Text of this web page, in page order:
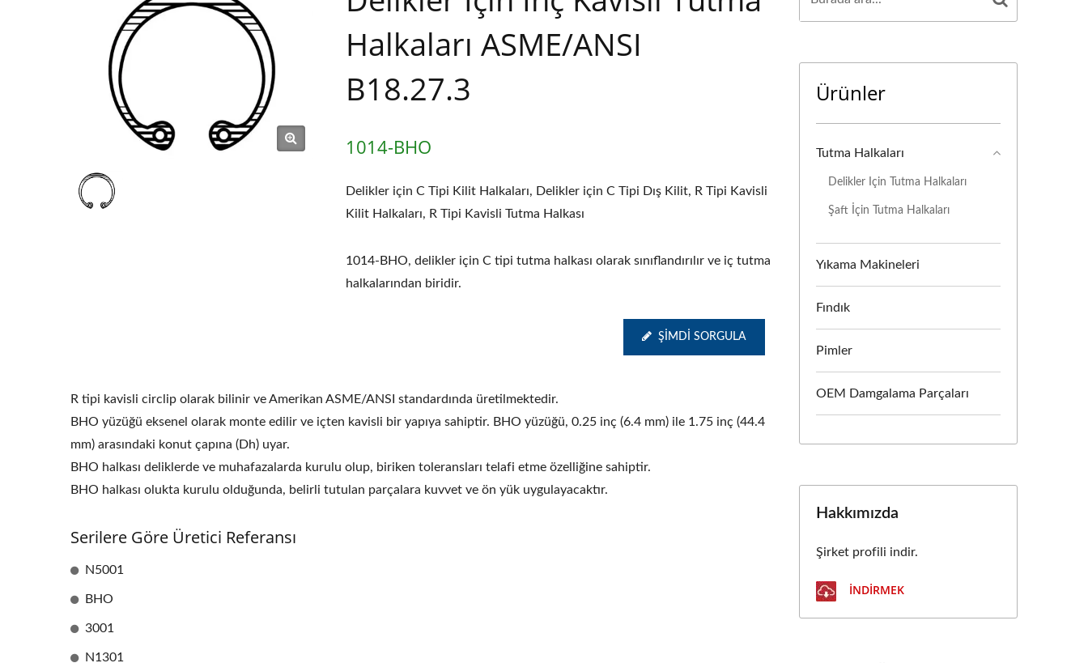
Halkaları ASME/ANSI
B18.27.3
1014-BHO
Delikler için C Tipi Kilit Halkaları, Delikler için C Tipi Dış Kilit, R Tipi Kavisli
Kilit Halkaları, R Tipi Kavisli Tutma Halkası
1014-BHO, delikler için C tipi tutma halkası olarak sınıflandırılır ve iç tutma
halkalarından biridir.
ŞIMDI SORGULA
R tipi kavisli circlip olarak bilinir ve Amerikan ASME/ANSI standardında üretilmektedir.
BHO yüzüğü eksenel olarak monte edilir ve içten kavisli bir yapıya sahiptir. BHO yüzüğü, 0.25 inç (6.4 mm) ile 1.75 inç (44.4
mm) arasındaki konut çapına (Dh) uyar.
BHO halkası deliklerde ve muhafazalarda kurulu olup, biriken toleransları telafi etme özelliğine sahiptir.
BHO halkası olukta kurulu olduğunda, belirli tutulan parçalara kuvvet ve ön yük uygulayacaktır.
Serilere Göre Üretici Referansı
N5001
BHO
3001
N1301
Ürünler
Tutma Halkaları
Delikler Için Tutma Halkaları
Şaft İçin Tutma Halkaları
Yıkama Makineleri
Fındık
Pimler
OEM Damgalama Parçaları
Hakkımızda
Şirket profili indir.
İNDIRMEK